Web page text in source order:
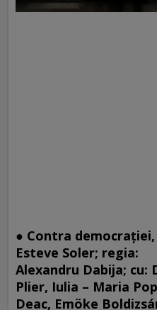
● Contra democraţiei,
Esteve Soler; regia:
Alexandru Dabija; cu:
Plier, Iulia – Maria
Deac, Emöke